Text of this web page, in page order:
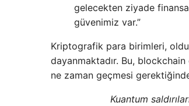
gelecekten ziyade
güvenimiz var.”
Kriptografik para birimleri,
dayanmaktadır. Bu,
ne zaman geçmesi
Kuantum